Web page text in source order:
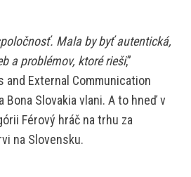
Mala by byť autentická,
a problémov, ktoré rieši,”
and External Communication
Slovakia vlani. A to hneď v
Férový hráč na trhu za
na Slovensku.